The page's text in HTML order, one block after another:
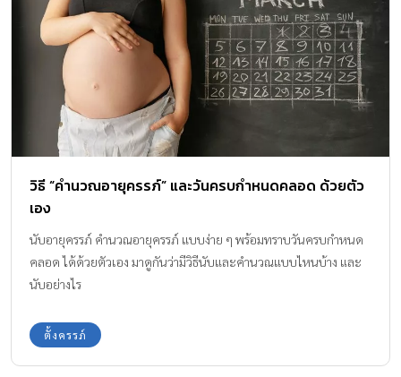
วิธี “คำนวณอายุครรภ์” และวันครบกำหนดคลอด ด้วยตัว
เอง
นับอายุครรภ์ คำนวณอายุครรภ์ แบบง่าย ๆ พร้อมทราบวันครบกำหนด
คลอด ได้ด้วยตัวเอง มาดูกันว่ามีวิธีนับและคำนวณแบบไหนบ้าง และ
นับอย่างไร
ตั้งครรภ์